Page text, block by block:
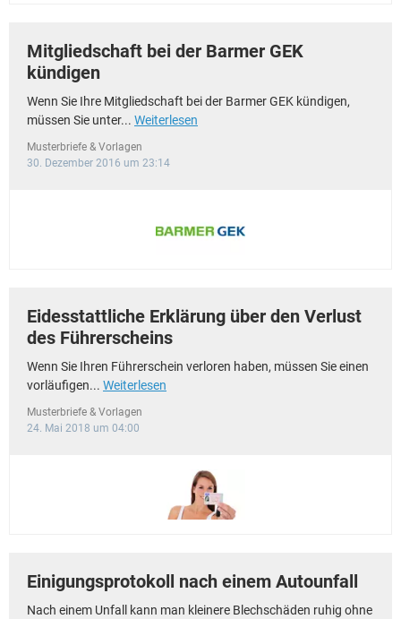
Mitgliedschaft bei der Barmer GEK
kündigen
Wenn Sie Ihre Mitgliedschaft bei der Barmer GEK kündigen,
müssen Sie unter... Weiterlesen
Musterbriefe & Vorlagen
30. Dezember 2016 um 23:14
Eidesstattliche Erklärung über den Verlust
des Führerscheins
Wenn Sie Ihren Führerschein verloren haben, müssen Sie einen
vorläufigen... Weiterlesen
Musterbriefe & Vorlagen
24. Mai 2018 um 04:00
Einigungsprotokoll nach einem Autounfall
Nach einem Unfall kann man kleinere Blechschäden ruhig ohne